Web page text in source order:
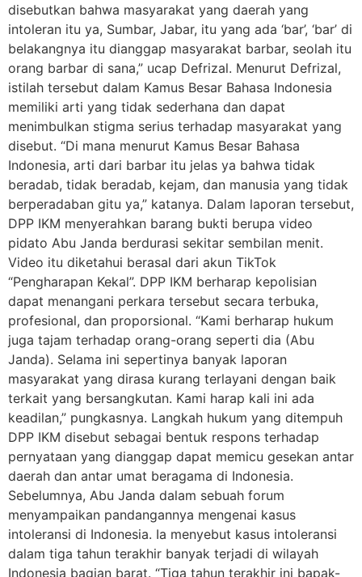
disebutkan bahwa masyarakat yang daerah yang
intoleran itu ya, Sumbar, Jabar, itu yang ada ‘bar’, ‘bar’ di
belakangnya itu dianggap masyarakat barbar, seolah itu
orang barbar di sana,” ucap Defrizal. Menurut Defrizal,
istilah tersebut dalam Kamus Besar Bahasa Indonesia
memiliki arti yang tidak sederhana dan dapat
menimbulkan stigma serius terhadap masyarakat yang
disebut. “Di mana menurut Kamus Besar Bahasa
Indonesia, arti dari barbar itu jelas ya bahwa tidak
beradab, tidak beradab, kejam, dan manusia yang tidak
berperadaban gitu ya,” katanya. Dalam laporan tersebut,
DPP IKM menyerahkan barang bukti berupa video
pidato Abu Janda berdurasi sekitar sembilan menit.
Video itu diketahui berasal dari akun TikTok
“Pengharapan Kekal”. DPP IKM berharap kepolisian
dapat menangani perkara tersebut secara terbuka,
profesional, dan proporsional. “Kami berharap hukum
juga tajam terhadap orang-orang seperti dia (Abu
Janda). Selama ini sepertinya banyak laporan
masyarakat yang dirasa kurang terlayani dengan baik
terkait yang bersangkutan. Kami harap kali ini ada
keadilan,” pungkasnya. Langkah hukum yang ditempuh
DPP IKM disebut sebagai bentuk respons terhadap
pernyataan yang dianggap dapat memicu gesekan antar
daerah dan antar umat beragama di Indonesia.
Sebelumnya, Abu Janda dalam sebuah forum
menyampaikan pandangannya mengenai kasus
intoleransi di Indonesia. Ia menyebut kasus intoleransi
dalam tiga tahun terakhir banyak terjadi di wilayah
Indonesia bagian barat. “Tiga tahun terakhir ini bapak-